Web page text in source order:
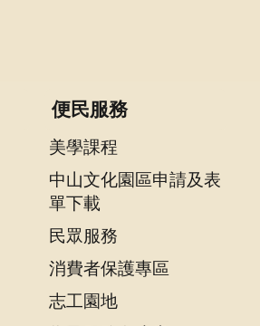
便民服務
美學課程
中山文化園區申請及表
單下載
民眾服務
消費者保護專區
志工園地